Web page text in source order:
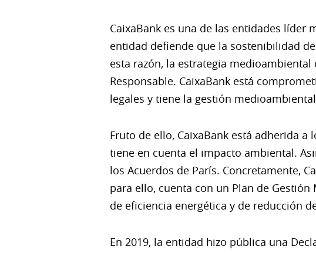
CaixaBank es una de las entidades
entidad defiende que la sostenibilidad
esta razón, la estrategia
Responsable. CaixaBank está
legales y tiene la gestión
Fruto de ello, CaixaBank está adherida
tiene en cuenta el impacto ambiental.
los Acuerdos de París. Concretamente,
para ello, cuenta con un Plan de
de eficiencia energética y de reducción
En 2019, la entidad hizo pública una